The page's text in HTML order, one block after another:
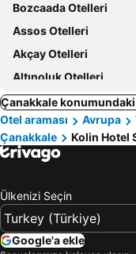
Bozcaada Otelleri
Assos Otelleri
Akçay Otelleri
Altınoluk Otelleri
Çanakkale
Otel araması
Avrupa
Çanakkale
Kolin Hotel
Ülkenizi Seçin
Google'a ekle